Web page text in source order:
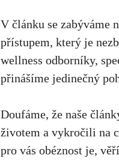
V ⁣článku se⁢ zabýváme
přístupem, ‍který⁣ je
wellness‌ odborníky,
přinášíme jedinečný
Doufáme,​ že naše
životem a vykročili na⁣
pro vás obéznost je,